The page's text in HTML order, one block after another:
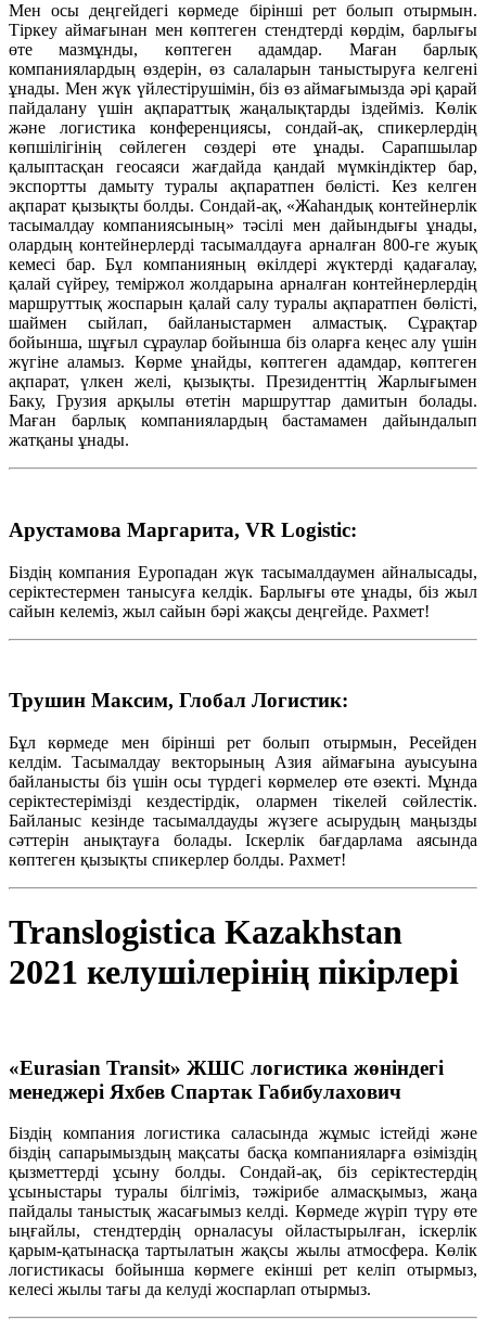
Мен осы деңгейдегі көрмеде бірінші рет болып отырмын.
Тіркеу аймағынан мен көптеген стендтерді көрдім, барлығы
өте мазмұнды, көптеген адамдар. Маған барлық
компаниялардың өздерін, өз салаларын таныстыруға келгені
ұнады. Мен жүк үйлестірушімін, біз өз аймағымызда әрі қарай
пайдалану үшін ақпараттық жаңалықтарды іздейміз. Көлік
және логистика конференциясы, сондай-ақ, спикерлердің
көпшілігінің сөйлеген сөздері өте ұнады. Сарапшылар
қалыптасқан геосаяси жағдайда қандай мүмкіндіктер бар,
экспортты дамыту туралы ақпаратпен бөлісті. Кез келген
ақпарат қызықты болды. Сондай-ақ, «Жаһандық контейнерлік
тасымалдау компаниясының» тәсілі мен дайындығы ұнады,
олардың контейнерлерді тасымалдауға арналған 800-ге жуық
кемесі бар. Бұл компанияның өкілдері жүктерді қадағалау,
қалай сүйреу, теміржол жолдарына арналған контейнерлердің
маршруттық жоспарын қалай салу туралы ақпаратпен бөлісті,
шаймен сыйлап, байланыстармен алмастық. Сұрақтар
бойынша, шұғыл сұраулар бойынша біз оларға кеңес алу үшін
жүгіне аламыз. Көрме ұнайды, көптеген адамдар, көптеген
ақпарат, үлкен желі, қызықты. Президенттің Жарлығымен
Баку, Грузия арқылы өтетін маршруттар дамитын болады.
Маған барлық компаниялардың бастамамен дайындалып
жатқаны ұнады.
Арустамова Маргарита, VR Logistic:
Біздің компания Еуропадан жүк тасымалдаумен айналысады,
серіктестермен танысуға келдік. Барлығы өте ұнады, біз жыл
сайын келеміз, жыл сайын бәрі жақсы деңгейде. Рахмет!
Трушин Максим, Глобал Логистик:
Бұл көрмеде мен бірінші рет болып отырмын, Ресейден
келдім. Тасымалдау векторының Азия аймағына ауысуына
байланысты біз үшін осы түрдегі көрмелер өте өзекті. Мұнда
серіктестерімізді кездестірдік, олармен тікелей сөйлестік.
Байланыс кезінде тасымалдауды жүзеге асырудың маңызды
сәттерін анықтауға болады. Іскерлік бағдарлама аясында
көптеген қызықты спикерлер болды. Рахмет!
Translogistica Kazakhstan
2021 келушілерінің пікірлері
«Eurasian Transit» ЖШС логистика жөніндегі
менеджері Яхбев Спартак Габибулахович
Біздің компания логистика саласында жұмыс істейді және
біздің сапарымыздың мақсаты басқа компанияларға өзіміздің
қызметтерді ұсыну болды. Сондай-ақ, біз серіктестердің
ұсыныстары туралы білгіміз, тәжірибе алмасқымыз, жаңа
пайдалы таныстық жасағымыз келді. Көрмеде жүріп түру өте
ыңғайлы, стендтердің орналасуы ойластырылған, іскерлік
қарым-қатынасқа тартылатын жақсы жылы атмосфера. Көлік
логистикасы бойынша көрмеге екінші рет келіп отырмыз,
келесі жылы тағы да келуді жоспарлап отырмыз.